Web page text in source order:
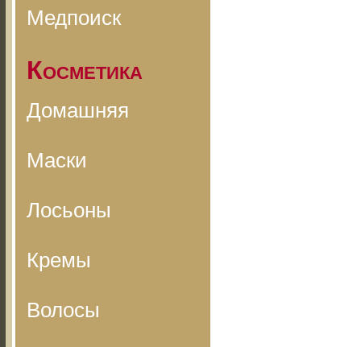
Медпоиск
Косметика
Домашняя
Маски
Лосьоны
Кремы
Волосы